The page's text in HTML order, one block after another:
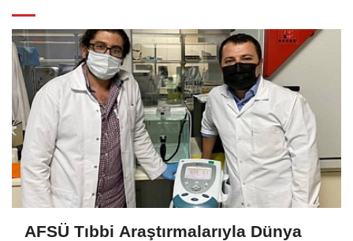
AFSÜ Tıbbi Araştırmalarıyla Dünya